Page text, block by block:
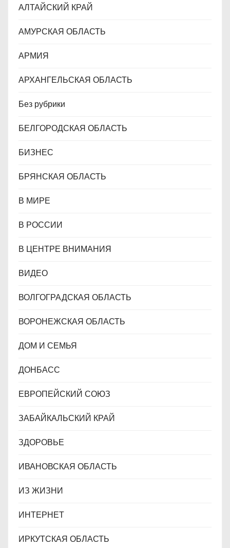
с
я
м
АЛТАЙСКИЙ КРАЙ
АМУРСКАЯ ОБЛАСТЬ
АРМИЯ
АРХАНГЕЛЬСКАЯ ОБЛАСТЬ
Без рубрики
БЕЛГОРОДСКАЯ ОБЛАСТЬ
БИЗНЕС
БРЯНСКАЯ ОБЛАСТЬ
В МИРЕ
В РОССИИ
В ЦЕНТРЕ ВНИМАНИЯ
ВИДЕО
ВОЛГОГРАДСКАЯ ОБЛАСТЬ
ВОРОНЕЖСКАЯ ОБЛАСТЬ
ДОМ И СЕМЬЯ
ДОНБАСС
ЕВРОПЕЙСКИЙ СОЮЗ
ЗАБАЙКАЛЬСКИЙ КРАЙ
ЗДОРОВЬЕ
ИВАНОВСКАЯ ОБЛАСТЬ
ИЗ ЖИЗНИ
ИНТЕРНЕТ
ИРКУТСКАЯ ОБЛАСТЬ